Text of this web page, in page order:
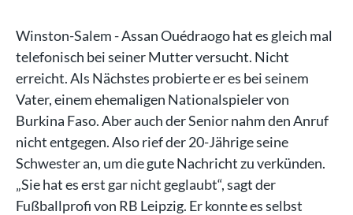
Winston-Salem - Assan Ouédraogo hat es gleich mal
telefonisch bei seiner Mutter versucht. Nicht
erreicht. Als Nächstes probierte er es bei seinem
Vater, einem ehemaligen Nationalspieler von
Burkina Faso. Aber auch der Senior nahm den Anruf
nicht entgegen. Also rief der 20-Jährige seine
Schwester an, um die gute Nachricht zu verkünden.
„Sie hat es erst gar nicht geglaubt“, sagt der
Fußballprofi von RB Leipzig. Er konnte es selbst